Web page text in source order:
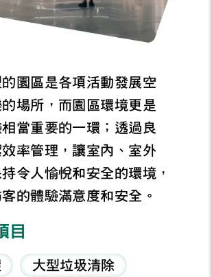
園區是各項活動發展空
場所，而園區環境更是
當重要的一環；透過良
率管理，讓室內、室外
令人愉悅和安全的環境，
的體驗滿意度和安全。
目
大型垃圾清除